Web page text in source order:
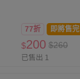
77折 即將售完
$200 $260
已售出 1